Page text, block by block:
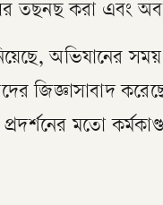
তছনছ করা এবং
অভিযানের সময়
জিজ্ঞাসাবাদ
মতো